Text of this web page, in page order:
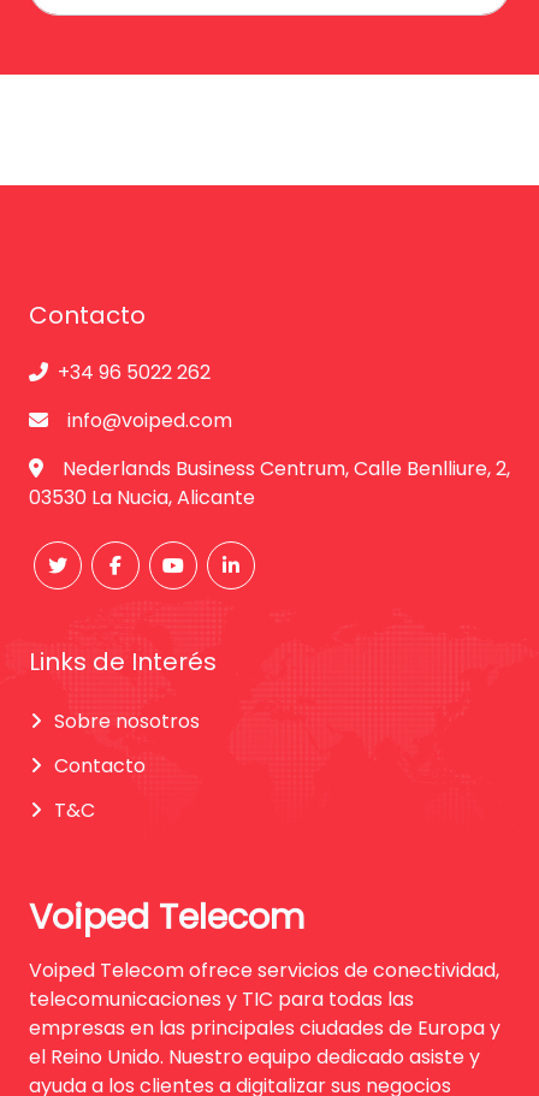
Contacto
+34 96 5022 262
info@voiped.com
Nederlands Business Centrum, Calle Benlliure, 2,
03530 La Nucia, Alicante
Links de Interés
Sobre nosotros
Contacto
T&C
Voiped Telecom
Voiped Telecom ofrece servicios de conectividad,
telecomunicaciones y TIC para todas las
empresas en las principales ciudades de Europa y
el Reino Unido. Nuestro equipo dedicado asiste y
ayuda a los clientes a digitalizar sus negocios